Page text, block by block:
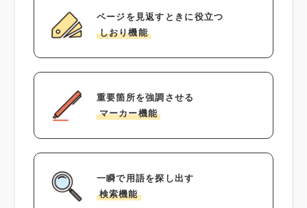
ページを見返すときに役立つ
しおり機能
重要箇所を強調させる
マーカー機能
一瞬で用語を探し出す
検索機能